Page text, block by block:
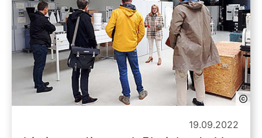
19.09.2022